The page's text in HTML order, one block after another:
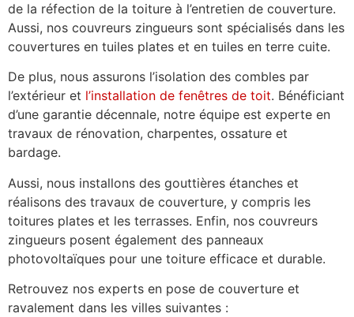
de la réfection de la toiture à l’entretien de couverture.
Aussi, nos couvreurs zingueurs sont spécialisés dans les
couvertures en tuiles plates et en tuiles en terre cuite.
De plus, nous assurons l’isolation des combles par
l’extérieur et l’installation de fenêtres de toit. Bénéficiant
d’une garantie décennale, notre équipe est experte en
travaux de rénovation, charpentes, ossature et
bardage.
Aussi, nous installons des gouttières étanches et
réalisons des travaux de couverture, y compris les
toitures plates et les terrasses. Enfin, nos couvreurs
zingueurs posent également des panneaux
photovoltaïques pour une toiture efficace et durable.
Retrouvez nos experts en pose de couverture et
ravalement dans les villes suivantes :